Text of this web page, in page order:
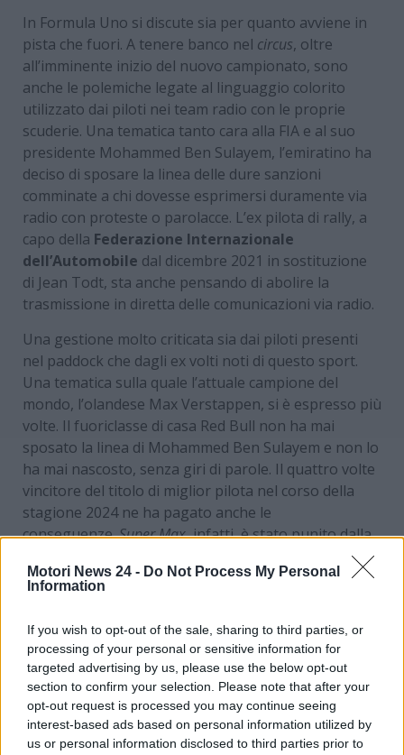
Motori News 24 - Do Not Process My Personal
Information
If you wish to opt-out of the sale, sharing to third parties, or
processing of your personal or sensitive information for
targeted advertising by us, please use the below opt-out
section to confirm your selection. Please note that after your
opt-out request is processed you may continue seeing
interest-based ads based on personal information utilized by
us or personal information disclosed to third parties prior to
In Formula Uno si discute sia per quanto avviene in
pista che fuori. A tenere banco nel circus, oltre
all’imminente inizio del nuovo campionato, sono
anche le polemiche legate al linguaggio colorito
utilizzato dai piloti nei team radio con le proprie
scuderie. Una tematica tanto cara alla FIA e al suo
presidente Mohammed Ben Sulayem, l’emiratino ha
deciso di sposare la linea delle dure sanzioni
comminate a chi dovesse esprimersi duramente via
radio con proteste o parolacce. L’ex pilota di rally, a
capo della Federazione Internazionale
dell’Automobile dal dicembre 2021 in sostituzione
di Jean Todt, sta anche pensando di abolire la
trasmissione in diretta delle comunicazioni via radio.
Una gestione molto criticata sia dai piloti presenti
nel paddock che dagli ex volti noti di questo sport.
Una tematica sulla quale l’attuale campione del
mondo, l’olandese Max Verstappen, si è espresso più
volte. Il fuoriclasse di casa Red Bull non ha mai
sposato la linea di Mohammed Ben Sulayem e non lo
ha mai nascosto, senza giri di parole. Il quattro volte
vincitore del titolo di miglior pilota nel corso della
stagione 2024 ne ha pagato anche le
conseguenze.Super Max, infatti, è stato punito dalla
Jr. contro FIA e piloti
Contesta la FIA anche l’ex pilota brasiliano Nelson
Piquet Jr., l’ex Renault nelle stagioni 2008 e 2009 non
sposa minimamente la linea tracciata dalla
Federazione. Il primo campione della storia della